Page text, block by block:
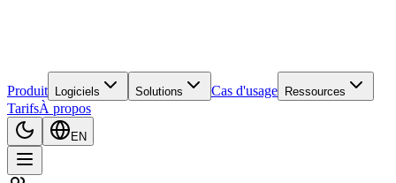
Produit Logiciels Solutions Cas d'usage Ressources
TarifsÀ propos
EN